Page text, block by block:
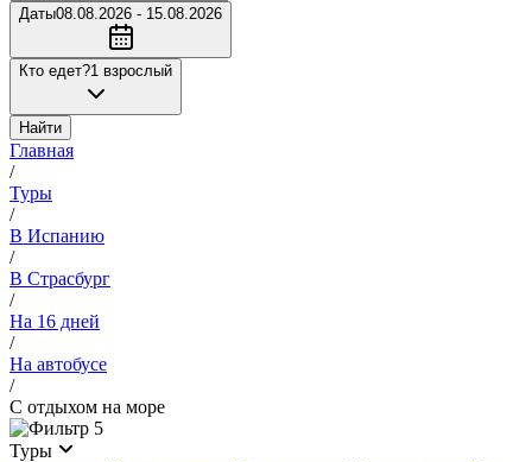
Даты08.08.2026 - 15.08.2026
Кто едет?1 взрослый
Найти
Главная
/
Туры
/
В Испанию
/
В Страсбург
/
На 16 дней
/
На автобусе
/
С отдыхом на море
5
Туры